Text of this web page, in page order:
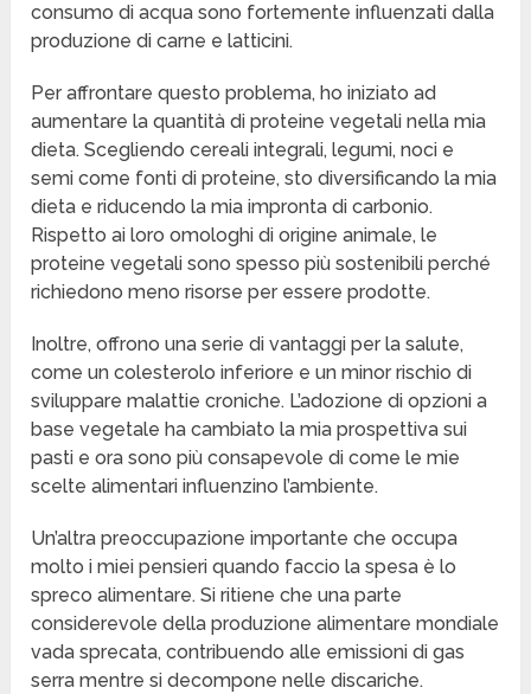
consumo di acqua sono fortemente influenzati dalla
produzione di carne e latticini.
Per affrontare questo problema, ho iniziato ad
aumentare la quantità di proteine vegetali nella mia
dieta. Scegliendo cereali integrali, legumi, noci e
semi come fonti di proteine, sto diversificando la mia
dieta e riducendo la mia impronta di carbonio.
Rispetto ai loro omologhi di origine animale, le
proteine vegetali sono spesso più sostenibili perché
richiedono meno risorse per essere prodotte.
Inoltre, offrono una serie di vantaggi per la salute,
come un colesterolo inferiore e un minor rischio di
sviluppare malattie croniche. L’adozione di opzioni a
base vegetale ha cambiato la mia prospettiva sui
pasti e ora sono più consapevole di come le mie
scelte alimentari influenzino l’ambiente.
Un’altra preoccupazione importante che occupa
molto i miei pensieri quando faccio la spesa è lo
spreco alimentare. Si ritiene che una parte
considerevole della produzione alimentare mondiale
vada sprecata, contribuendo alle emissioni di gas
serra mentre si decompone nelle discariche.